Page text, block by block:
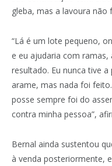
gleba, mas a lavoura não
“Lá é um lote pequeno,
e eu ajudaria com
resultado. Eu nunca tive
arame, mas nada foi
posse sempre foi do
contra minha pessoa”,
Bernal ainda sustentou
à venda posteriormente,